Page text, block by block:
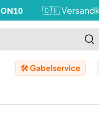
🇩🇪
🛠️ Gabelservice